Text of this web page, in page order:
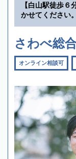
【白山駅徒歩
かせてください。
さわべ総
オンライン相談可